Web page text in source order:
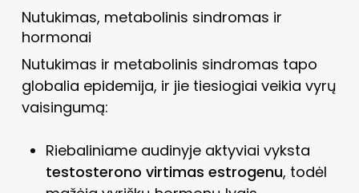
Nutukimas, metabolinis sindromas ir
hormonai
Nutukimas ir metabolinis sindromas tapo
globalia epidemija, ir jie tiesiogiai veikia vyrų
vaisingumą:
Riebaliniame audinyje aktyviai vyksta
testosterono virtimas estrogenu, todėl